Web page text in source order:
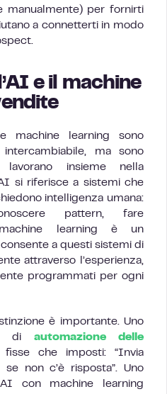
manualmente) per fornirti
a connetterti in modo
e il machine
machine learning sono
ma sono
insieme nella
si riferisce a sistemi che
intelligenza umana:
pattern, fare
learning è un
a questi sistemi di
attraverso l’esperienza,
programmati per ogni
è importante. Uno
di automazione delle
che imposti: “Invia
non c’è risposta”. Uno
con machine learning